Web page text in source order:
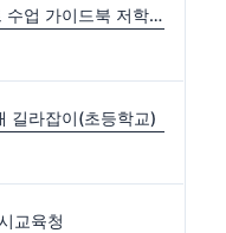
탐구 질문으로 설계하는 프로젝트 수업 가이드북 저학년편. 중·고학년편
길라잡이(초등학교)
교육청